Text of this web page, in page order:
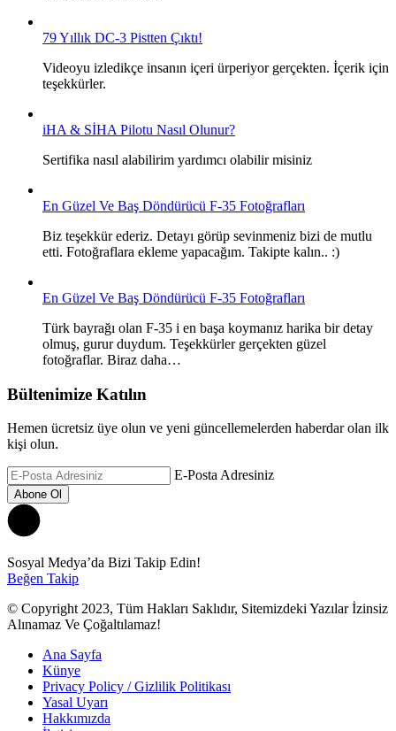
79 Yıllık DC-3 Pistten Çıktı!
Videoyu izledikçe insanın içeri ürperiyor gerçekten. İçerik için
teşekkürler.
iHA & SİHA Pilotu Nasıl Olunur?
Sertifika nasıl alabilirim yardımcı olabilir misiniz
En Güzel Ve Baş Döndürücü F-35 Fotoğrafları
Biz teşekkür ederiz. Detayı görüp sevinmeniz bizi de mutlu
etti. Fotoğraflara ekleme yapacağım. Takipte kalın.. :)
En Güzel Ve Baş Döndürücü F-35 Fotoğrafları
Türk bayrağı olan F-35 i en başa koymanız harika bir detay
olmuş, gurur duydum. Teşekkürler gerçekten güzel
fotoğraflar. Biraz daha…
Bültenimize Katılın
Hemen ücretsiz üye olun ve yeni güncellemelerden haberdar olan ilk
kişi olun.
E-Posta Adresiniz
Sosyal Medya’da Bizi Takip Edin!
Beğen Takip
© Copyright 2023, Tüm Hakları Saklıdır, Sitemizdeki Yazılar İzinsiz
Alınamaz Ve Çoğaltılamaz!
Ana Sayfa
Künye
Privacy Policy / Gizlilik Politikası
Yasal Uyarı
Hakkımızda